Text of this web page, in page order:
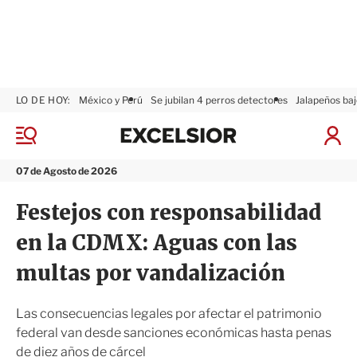
M
n
07 de Agosto de 2026
LO DE HOY: México y Perú Se jubilan 4 perros detectores Jalapeños
I
x
i
r
Festejos con responsabilidad
en la CDMX: Aguas con las
multas por vandalización
Las consecuencias legales por afectar el patrimonio
federal van desde sanciones económicas hasta penas
de diez años de cárcel